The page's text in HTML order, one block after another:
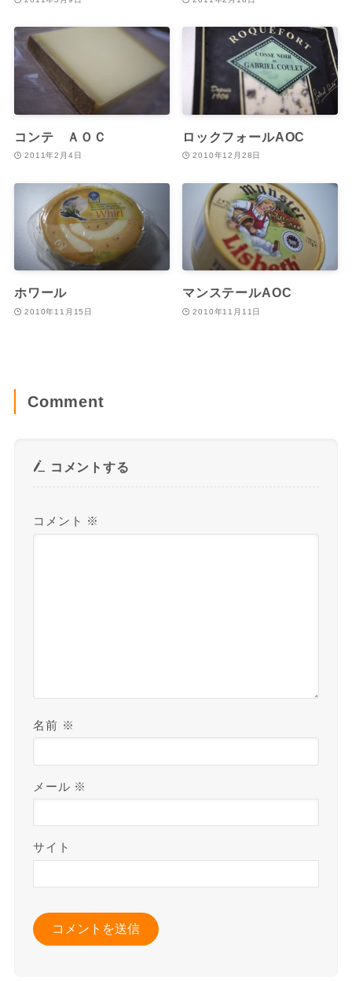
コンテ ＡＯＣ
2011年2月4日
ロックフォールAOC
2010年12月28日
ホワール
2010年11月15日
マンステールAOC
2010年11月11日
Comment
コメントする
コメント ※
名前 ※
メール ※
サイト